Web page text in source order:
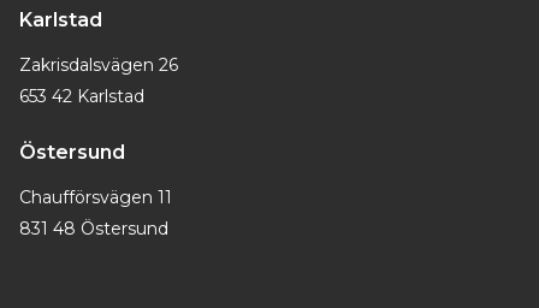
Karlstad
Zakrisdalsvägen 26
653 42 Karlstad
Östersund
Chaufförsvägen 11
831 48 Östersund